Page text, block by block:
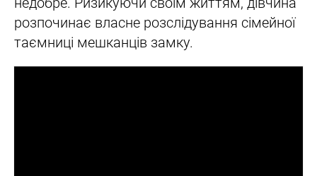
розпочинає власне розслідування сімейної
таємниці мешканців замку.